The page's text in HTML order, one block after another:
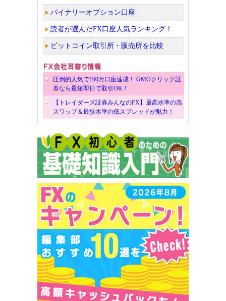
バイナリーオプション口座
読者が選んだFX口座人気ランキング！
ビットコイン取引所・販売所を比較
圧倒的人気で100万口座達成！ GMOクリック証
券なら最短即日で取引OK！
【トレイダーズ証券みんなのFX】最高水準の高
スワップ＆最狭水準の低スプレッドが魅力！